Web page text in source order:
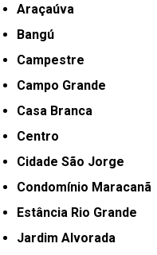
Araçaúva
Bangú
Campestre
Campo Grande
Casa Branca
Centro
Cidade São Jorge
Condomínio Maracanã
Estância Rio Grande
Jardim Alvorada